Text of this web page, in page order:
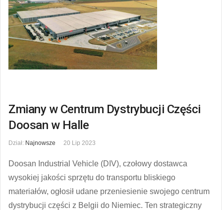
Zmiany w Centrum Dystrybucji Części
Doosan w Halle
Dział: Najnowsze 20 Lip 2023
Doosan Industrial Vehicle (DIV), czołowy dostawca
wysokiej jakości sprzętu do transportu bliskiego
materiałów, ogłosił udane przeniesienie swojego centrum
dystrybucji części z Belgii do Niemiec. Ten strategiczny